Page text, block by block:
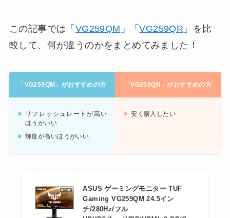
この記事では「 VG259QM 」「VG259QR 」を比
較して、何が違うのかをまとめてみました！
「VG259QM」がおすすめの方 「VG259QR」がおすすめの方
リフレッシュレートが高い
ほうがいい
輝度が高いほうがいい
安く購入したい
ASUS ゲーミングモニター TUF
Gaming VG259QM 24.5イン
チ/280Hz/フル